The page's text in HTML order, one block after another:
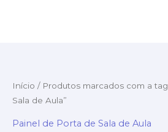
Início / Produtos marcados com a
Sala de Aula”
Painel de Porta de Sala de Aula